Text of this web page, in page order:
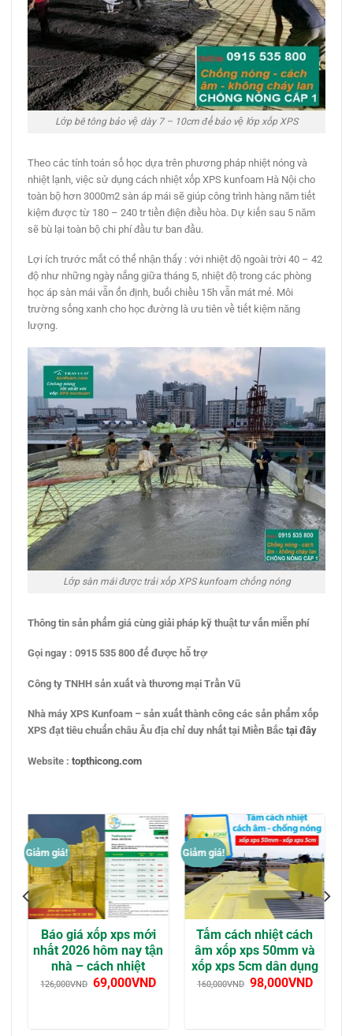
Lớp bê tông bảo vệ dày 7 – 10cm để bảo vệ lớp xốp XPS
Theo các tính toán số học dựa trên phương pháp nhiệt nóng và
nhiệt lạnh, việc sử dụng cách nhiệt xốp XPS kunfoam Hà Nội cho
toàn bộ hơn 3000m2 sàn áp mái sẽ giúp công trình hàng năm tiết
kiệm được từ 180 – 240 tr tiền điện điều hòa. Dự kiến sau 5 năm
sẽ bù lại toàn bộ chi phí đầu tư ban đầu.
Lợi ích trước mắt có thể nhận thấy : với nhiệt độ ngoài trời 40 – 42
độ như những ngày nắng giữa tháng 5, nhiệt độ trong các phòng
học áp sàn mái vẫn ổn định, buổi chiều 15h vẫn mát mẻ. Môi
trường sống xanh cho học đường là ưu tiên về tiết kiệm năng
lượng.
Lớp sàn mái được trải xốp XPS kunfoam chống nóng
Thông tin sản phẩm giá cùng giải pháp kỹ thuật tư vấn miễn phí
Gọi ngay : 0915 535 800 để được hỗ trợ
Công ty TNHH sản xuất và thương mại Trần Vũ
Nhà máy XPS Kunfoam – sản xuất thành công các sản phẩm xốp
XPS đạt tiêu chuẩn châu Âu địa chỉ duy nhất tại Miền Bắctại đây
Website :topthicong.com
Giảm giá!
Báo giá xốp xps mới
nhất 2026 hôm nay tận
nhà – cách nhiệt
126,000VND 69,000VND
Giảm giá!
Tấm cách nhiệt cách
âm xốp xps 50mm và
xốp xps 5cm dân dụng
160,000VND 98,000VND